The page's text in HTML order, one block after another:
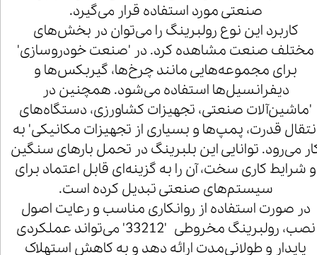
صنعتی مورد استفاده قرار می‌گیرد.
کاربرد این نوع رولبرینگ را می‌توان در بخش‌های
مختلف صنعت مشاهده کرد. در 'صنعت خودروسازی'
برای مجموعه‌هایی مانند چرخ‌ها، گیربکس‌ها و
دیفرانسیل‌ها استفاده می‌شود. همچنین در
'ماشین‌آلات صنعتی، تجهیزات کشاورزی، دستگاه‌های
قدرت، پمپ‌ها و بسیاری از تجهیزات مکانیکی' به
می‌رود. توانایی این بلبرینگ در تحمل بارهای سنگین
و شرایط کاری سخت، آن را به گزینه‌ای قابل اعتماد برای
سیستم‌های صنعتی تبدیل کرده است.
در صورت استفاده از روانکاری مناسب و رعایت اصول
نصب، رولبرینگ مخروطی '33212' می‌تواند عملکردی
پایدار و طولانی‌مدت ارائه دهد و به کاهش استهلاک